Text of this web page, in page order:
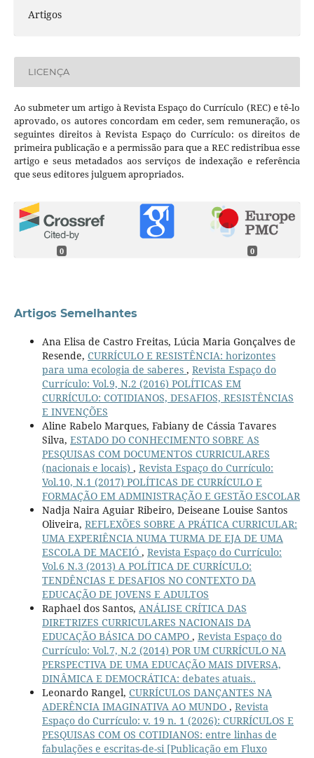
Artigos
LICENÇA
Ao submeter um artigo à Revista Espaço do Currículo (REC) e tê-lo
aprovado, os autores concordam em ceder, sem remuneração, os
seguintes direitos à Revista Espaço do Currículo: os direitos de
primeira publicação e a permissão para que a REC redistribua esse
artigo e seus metadados aos serviços de indexação e referência
que seus editores julguem apropriados.
0 0
Artigos Semelhantes
Ana Elisa de Castro Freitas, Lúcia Maria Gonçalves de
Resende, CURRÍCULO E RESISTÊNCIA: horizontes
para uma ecologia de saberes , Revista Espaço do
Currículo: Vol.9, N.2 (2016) POLÍTICAS EM
CURRÍCULO: COTIDIANOS, DESAFIOS, RESISTÊNCIAS
E INVENÇÕES
Aline Rabelo Marques, Fabiany de Cássia Tavares
Silva, ESTADO DO CONHECIMENTO SOBRE AS
PESQUISAS COM DOCUMENTOS CURRICULARES
(nacionais e locais) , Revista Espaço do Currículo:
Vol.10, N.1 (2017) POLÍTICAS DE CURRÍCULO E
FORMAÇÃO EM ADMINISTRAÇÃO E GESTÃO ESCOLAR
Nadja Naira Aguiar Ribeiro, Deiseane Louise Santos
Oliveira, REFLEXÕES SOBRE A PRÁTICA CURRICULAR:
UMA EXPERIÊNCIA NUMA TURMA DE EJA DE UMA
ESCOLA DE MACEIÓ , Revista Espaço do Currículo:
Vol.6 N.3 (2013) A POLÍTICA DE CURRÍCULO:
TENDÊNCIAS E DESAFIOS NO CONTEXTO DA
EDUCAÇÃO DE JOVENS E ADULTOS
Raphael dos Santos, ANÁLISE CRÍTICA DAS
DIRETRIZES CURRICULARES NACIONAIS DA
EDUCAÇÃO BÁSICA DO CAMPO , Revista Espaço do
Currículo: Vol.7, N.2 (2014) POR UM CURRÍCULO NA
PERSPECTIVA DE UMA EDUCAÇÃO MAIS DIVERSA,
DINÂMICA E DEMOCRÁTICA: debates atuais..
Leonardo Rangel, CURRÍCULOS DANÇANTES NA
ADERÊNCIA IMAGINATIVA AO MUNDO , Revista
Espaço do Currículo: v. 19 n. 1 (2026): CURRÍCULOS E
PESQUISAS COM OS COTIDIANOS: entre linhas de
fabulações e escritas-de-si [Publicação em Fluxo